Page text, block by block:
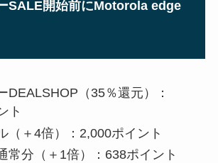
SALE開始前にMotorola edge
DEALSHOP（35％還元）：
ト
（＋4倍）：2,000ポイント
常分（＋1倍）：638ポイント